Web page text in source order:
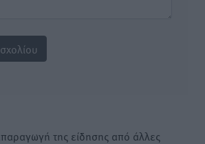
της είδησης από άλλες